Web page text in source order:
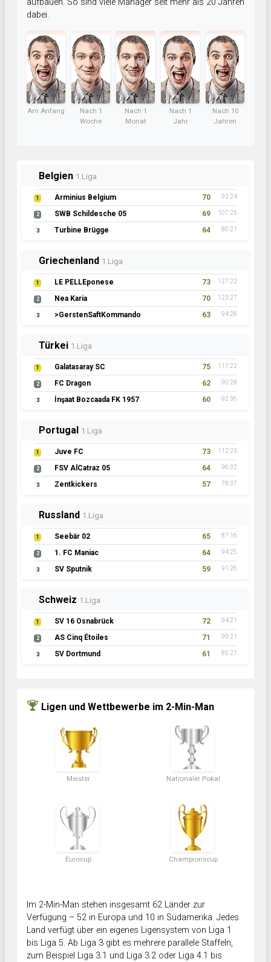
aufbauen. So sind viele Manager seit mehr als 20 Jahren
dabei.
Am Anfang
Nach 1
Woche
Nach 1
Monat
Nach 1
Jahr
Nach 10
Jahren
Belgien 1.Liga
1 Arminius Belgium 70 92:24
2 SWB Schildesche 05 69 107:25
3 Turbine Brügge 64 80:21
Griechenland 1.Liga
1 LE PELLEponese 73 127:22
2 Nea Karia 70 123:27
3 >GerstenSaftKommando 63 94:28
Türkei 1.Liga
1 Galatasaray SC 75 117:22
2 FC Dragon 62 90:28
3 İnşaat Bozcaada FK 1957 60 92:36
Portugal 1.Liga
1 Juve FC 73 112:23
2 FSV AlCatraz 05 64 96:32
3 Zentkickers 57 78:37
Russland 1.Liga
1 Seebär 02 65 87:16
2 1. FC Maniac 64 94:25
3 SV Sputnik 59 91:26
Schweiz 1.Liga
1 SV 16 Osnabrück 72 94:21
2 AS Cinq Étoiles 71 99:21
3 SV Dortmund 61 85:27
Ligen und Wettbewerbe im 2-Min-Man
Meister Nationaler Pokal
Eurocup Championscup
Im 2-Min-Man stehen insgesamt 62 Länder zur
Verfügung – 52 in Europa und 10 in Südamerika. Jedes
Land verfügt über ein eigenes Ligensystem von Liga 1
bis Liga 5. Ab Liga 3 gibt es mehrere parallele Staffeln,
zum Beispiel Liga 3.1 und Liga 3.2 oder Liga 4.1 bis